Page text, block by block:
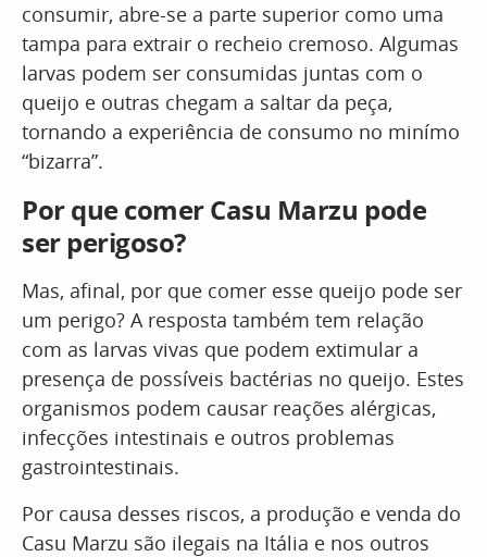
consumir, abre-se a parte superior como uma
tampa para extrair o recheio cremoso. Algumas
larvas podem ser consumidas juntas com o
queijo e outras chegam a saltar da peça,
tornando a experiência de consumo no minímo
“bizarra”.
Por que comer Casu Marzu pode
ser perigoso?
Mas, afinal, por que comer esse queijo pode ser
um perigo? A resposta também tem relação
com as larvas vivas que podem extimular a
presença de possíveis bactérias no queijo. Estes
organismos podem causar reações alérgicas,
infecções intestinais e outros problemas
gastrointestinais.
Por causa desses riscos, a produção e venda do
Casu Marzu são ilegais na Itália e nos outros